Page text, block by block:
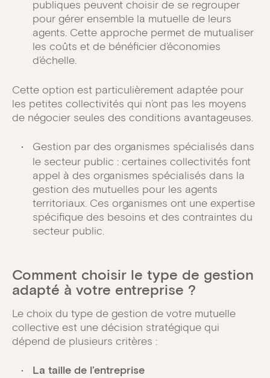
publiques peuvent choisir de se regrouper
pour gérer ensemble la mutuelle de leurs
agents. Cette approche permet de mutualiser
les coûts et de bénéficier d’économies
d’échelle.
Cette option est particulièrement adaptée pour
les petites collectivités qui n’ont pas les moyens
de négocier seules des conditions avantageuses.
Gestion par des organismes spécialisés dans
le secteur public : certaines collectivités font
appel à des organismes spécialisés dans la
gestion des mutuelles pour les agents
territoriaux. Ces organismes ont une expertise
spécifique des besoins et des contraintes du
secteur public.
Comment choisir le type de gestion
adapté à votre entreprise ?
Le choix du type de gestion de votre mutuelle
collective est une décision stratégique qui
dépend de plusieurs critères :
La taille de l’entreprise